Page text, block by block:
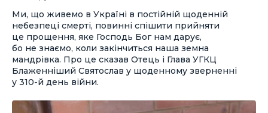
Ми, що живемо в Україні в постійній щоденній
небезпеці смерті, повинні спішити прийняти
це прощення, яке Господь Бог нам дарує,
бо не знаємо, коли закінчиться наша земна
мандрівка. Про це сказав Отець і Глава УГКЦ
Блаженніший Святослав у щоденному зверненні
у 310-й день війни.